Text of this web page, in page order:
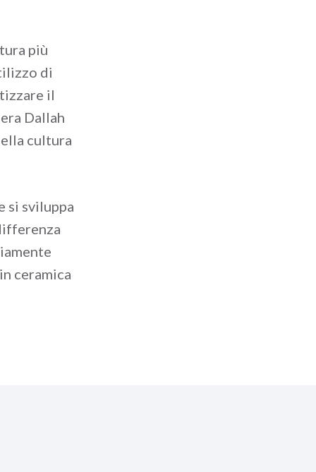
più
di
il
Dallah
cultura
si sviluppa
ceramica